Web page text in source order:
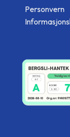
Personvern